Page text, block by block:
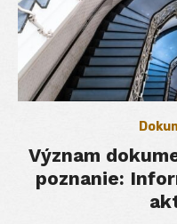
Význam
poznanie: